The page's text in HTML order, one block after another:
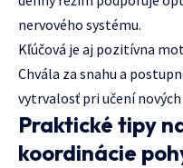
nervového systému.
Kľúčová je aj pozitívna
Chvála za snahu a
vytrvalosť pri učení
Praktické tipy
koordinácie